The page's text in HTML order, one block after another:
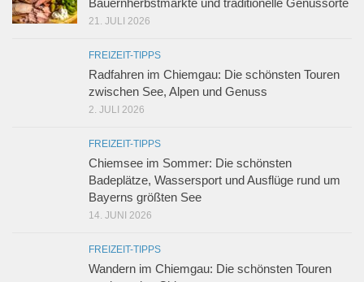
Bauernherbstmärkte und traditionelle Genussorte
21. JULI 2026
FREIZEIT-TIPPS
Radfahren im Chiemgau: Die schönsten Touren
zwischen See, Alpen und Genuss
2. JULI 2026
FREIZEIT-TIPPS
Chiemsee im Sommer: Die schönsten
Badeplätze, Wassersport und Ausflüge rund um
Bayerns größten See
14. JUNI 2026
FREIZEIT-TIPPS
Wandern im Chiemgau: Die schönsten Touren